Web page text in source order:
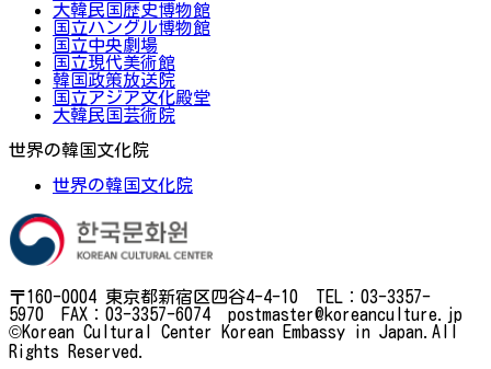
大韓民国歴史博物館
国立ハングル博物館
国立中央劇場
国立現代美術館
韓国政策放送院
国立アジア文化殿堂
大韓民国芸術院
世界の韓国文化院
世界の韓国文化院
〒160-0004 東京都新宿区四谷4-4-10 TEL：03-3357-
5970 FAX：03-3357-6074 postmaster@koreanculture.jp
©Korean Cultural Center Korean Embassy in Japan.All
Rights Reserved.